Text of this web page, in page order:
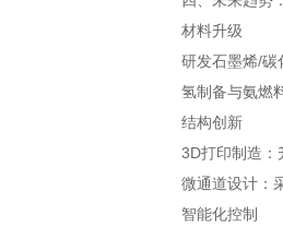
材料升级
研发石墨烯/碳
氢制备与氨燃
结构创新
3D打印制造：
微通道设计：
智能化控制